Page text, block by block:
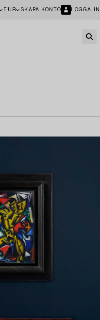
EUR SKAPA KONTO LOGGA IN